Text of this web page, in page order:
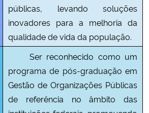
e dos Direitos Humanos
públicas, levando soluções
inovadores para a melhoria da
qualidade de vida da população.
Ser reconhecido como um
programa de pós-graduação em
Gestão de Organizações Públicas
de referência no âmbito das